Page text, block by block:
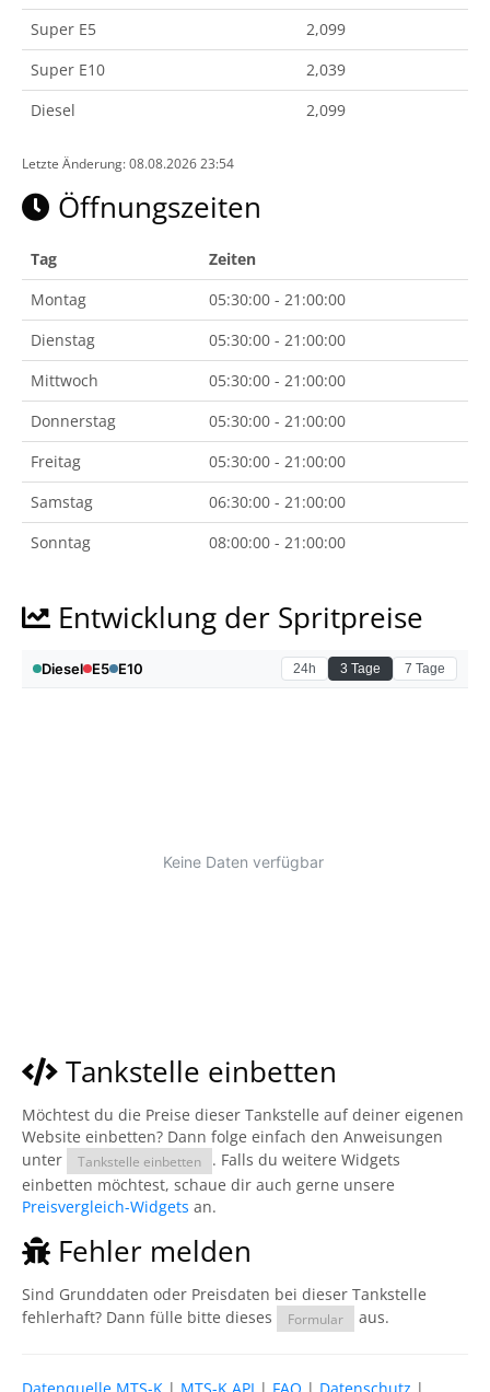
Super E5
2,099
Super E10
2,039
Diesel
2,099
Letzte Änderung: 08.08.2026 23:54
Öffnungszeiten
Tag
Zeiten
Montag
05:30:00 - 21:00:00
Dienstag
05:30:00 - 21:00:00
Mittwoch
05:30:00 - 21:00:00
Donnerstag
05:30:00 - 21:00:00
Freitag
05:30:00 - 21:00:00
Samstag
06:30:00 - 21:00:00
Sonntag
08:00:00 - 21:00:00
Entwicklung der Spritpreise
Tankstelle einbetten
Möchtest du die Preise dieser Tankstelle auf deiner eigenen
Website einbetten? Dann folge einfach den Anweisungen
unter
Tankstelle einbetten
. Falls du weitere Widgets
einbetten möchtest, schaue dir auch gerne unsere
Preisvergleich-Widgets an.
Fehler melden
Sind Grunddaten oder Preisdaten bei dieser Tankstelle
fehlerhaft? Dann fülle bitte dieses
Formular aus.